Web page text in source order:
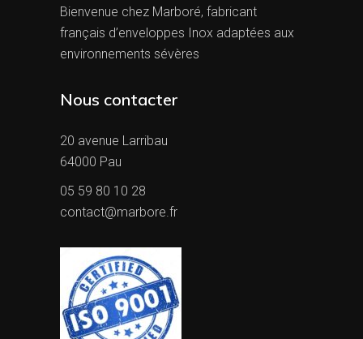
Bienvenue chez Marboré, fabricant
français d’enveloppes Inox adaptées aux
environnements sévères
Nous contacter
20 avenue Larribau
64000 Pau
05 59 80 10 28
contact@marbore.fr